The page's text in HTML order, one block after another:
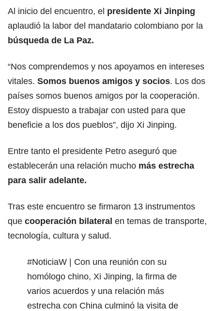
Al inicio del encuentro, el presidente Xi Jinping
aplaudió la labor del mandatario colombiano por la
búsqueda de La Paz.
“Nos comprendemos y nos apoyamos en intereses
vitales. Somos buenos amigos y socios. Los dos
países somos buenos amigos por la cooperación.
Estoy dispuesto a trabajar con usted para que
beneficie a los dos pueblos”, dijo Xi Jinping.
Entre tanto el presidente Petro aseguró que
establecerán una relación mucho más estrecha
para salir adelante.
Tras este encuentro se firmaron 13 instrumentos
que cooperación bilateral en temas de transporte,
tecnología, cultura y salud.
#NoticiaW | Con una reunión con su
homólogo chino, Xi Jinping, la firma de
varios acuerdos y una relación más
estrecha con China culminó la visita de